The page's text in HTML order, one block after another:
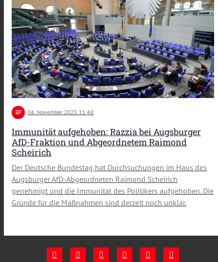
notes 06. November 2025 11:48
Immunität aufgehoben: Razzia bei Augsburger
AfD-Fraktion und Abgeordnetem Raimond
Scheirich
Der Deutsche Bundestag hat Durchsuchungen im Haus des
Augsburger AfD-Abgeordneten Raimond Scheirich
genehmigt und die Immunität des Politikers aufgehoben. Die
Gründe für die Maßnahmen sind derzeit noch unklar.